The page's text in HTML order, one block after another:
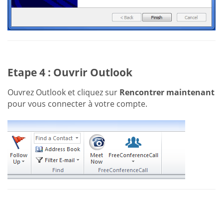
Etape 4 : Ouvrir Outlook
Ouvrez Outlook et cliquez sur Rencontrer maintenant
pour vous connecter à votre compte.